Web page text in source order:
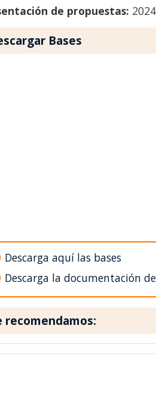
de propuestas:
Bases
Descarga aquí las bases
Descarga la documentación
recomendamos: